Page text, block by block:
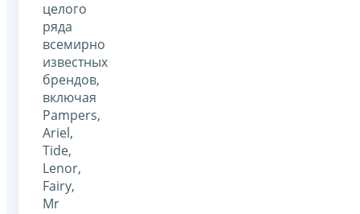
целого
ряда
всемирно
известных
брендов,
включая
Pampers,
Ariel,
Tide,
Lenor,
Fairy,
Mr